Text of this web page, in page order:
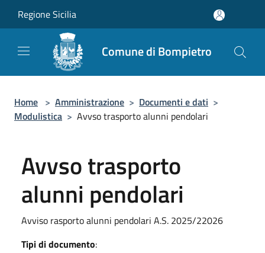
Regione Sicilia
Comune di Bompietro
Home > Amministrazione > Documenti e dati >
Modulistica > Avvso trasporto alunni pendolari
Avvso trasporto
alunni pendolari
Avviso rasporto alunni pendolari A.S. 2025/22026
Tipi di documento: